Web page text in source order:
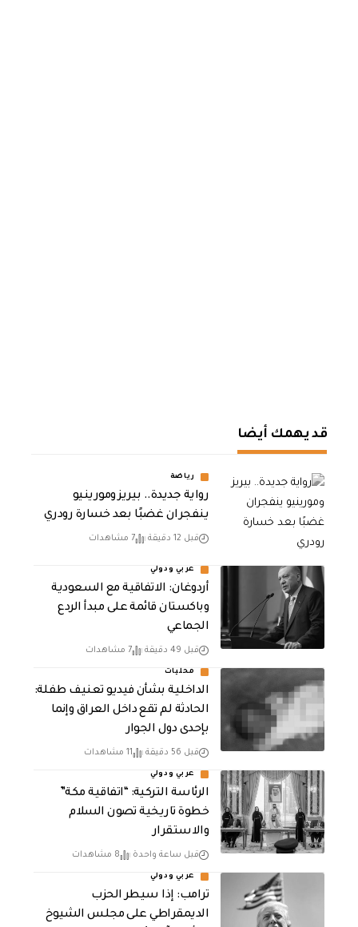
قد يهمك أيضا
رياضة
رواية جديدة.. بيريز ومورينيو
ينفجران غضبًا بعد خسارة رودري
قبل 12 دقيقة 7 مشاهدات
عربي ودولي
أردوغان: الاتفاقية مع السعودية
وباكستان قائمة على مبدأ الردع
الجماعي
قبل 49 دقيقة 7 مشاهدات
محليات
الداخلية بشأن فيديو تعنيف طفلة:
الحادثة لم تقع داخل العراق وإنما
بإحدى دول الجوار
قبل 56 دقيقة 11 مشاهدات
عربي ودولي
الرئاسة التركية: “اتفاقية مكة”
خطوة تاريخية تصون السلام
والاستقرار
قبل ساعة واحدة 8 مشاهدات
عربي ودولي
ترامب: إذا سيطر الحزب
الديمقراطي على مجلس الشيوخ